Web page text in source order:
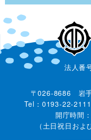
法人番
〒026-8686 岩
Tel：0193-22-
開庁時間
（土日祝日お